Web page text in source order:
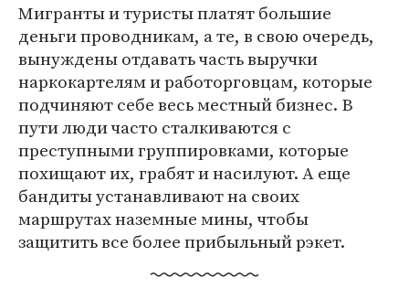
Мигранты и туристы платят большие
деньги проводникам, а те, в свою очередь,
вынуждены отдавать часть выручки
наркокартелям и работорговцам, которые
подчиняют себе весь местный бизнес. В
пути люди часто сталкиваются с
преступными группировками, которые
похищают их, грабят и насилуют. А еще
бандиты устанавливают на своих
маршрутах наземные мины, чтобы
защитить все более прибыльный рэкет.